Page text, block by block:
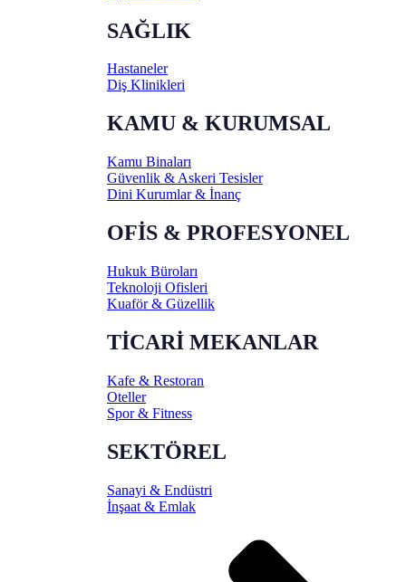
SAĞLIK
Hastaneler
Diş Klinikleri
KAMU & KURUMSAL
Kamu Binaları
Güvenlik & Askeri Tesisler
Dini Kurumlar & İnanç
OFİS & PROFESYONEL
Hukuk Büroları
Teknoloji Ofisleri
Kuaför & Güzellik
TİCARİ MEKANLAR
Kafe & Restoran
Oteller
Spor & Fitness
SEKTÖREL
Sanayi & Endüstri
İnşaat & Emlak